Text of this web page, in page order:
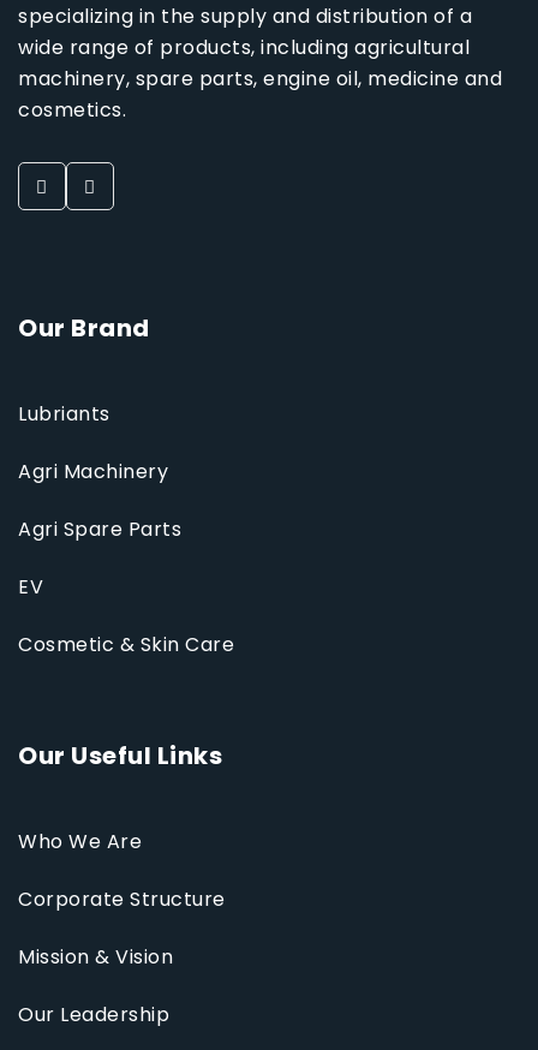
specializing in the supply and distribution of a
wide range of products, including agricultural
machinery, spare parts, engine oil, medicine and
cosmetics.
Our Brand
Lubriants
Agri Machinery
Agri Spare Parts
EV
Cosmetic & Skin Care
Our Useful Links
Who We Are
Corporate Structure
Mission & Vision
Our Leadership